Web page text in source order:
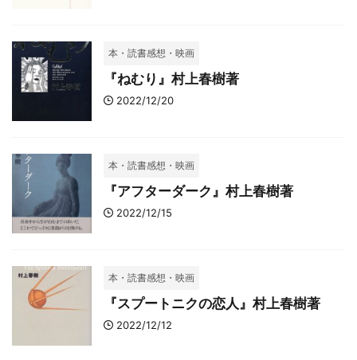
本・読書感想・映画
『ねむり』村上春樹著
2022/12/20
本・読書感想・映画
『アフターダーク』村上春樹著
2022/12/15
本・読書感想・映画
『スプートニクの恋人』村上春樹著
2022/12/12